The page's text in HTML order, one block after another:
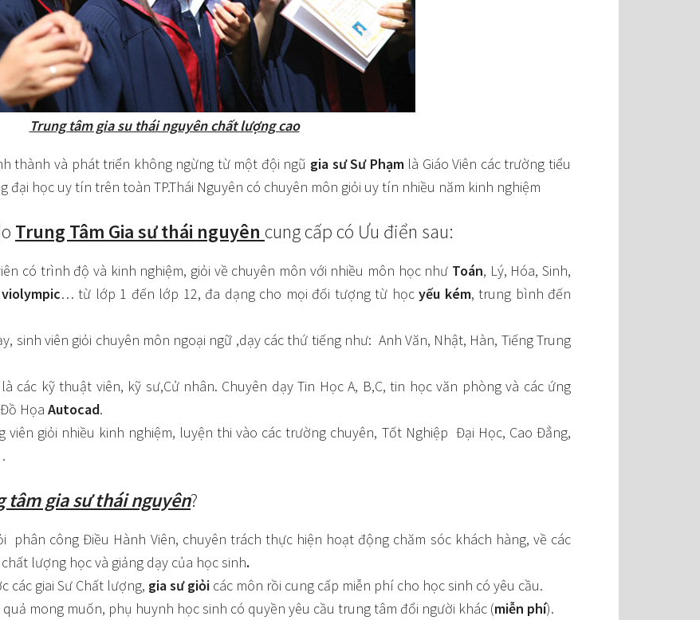
Trung tâm gia su thái nguyên chất lượng cao
thành và phát triển không ngừng từ một đội ngũ gia sư Sư Phạm là Giáo Viên các trường tiểu
đại học uy tín trên toàn TP.Thái Nguyên có chuyên môn giỏi uy tín nhiều năm kinh nghiệm
Trung Tâm Gia sư thái nguyên cung cấp có Ưu điển sau:
có trình độ và kinh nghiệm, giỏi về chuyên môn với nhiều môn học như Toán, Lý, Hóa, Sinh,
violympic… từ lớp 1 đến lớp 12, đa dạng cho mọi đối tượng từ họcyếu kém, trung bình đến
sinh viên giỏi chuyên môn ngoại ngữ ,dạy các thứ tiếng như: Anh Văn, Nhật, Hàn, Tiếng Trung
các kỹ thuật viên, kỹ sư,Cử nhân. Chuyên dạy Tin Học A, B,C, tin học văn phòng và các ứng
Họa Autocad.
viên giỏi nhiều kinh nghiệm, luyện thi vào các trường chuyên, Tốt Nghiệp Đại Học, Cao Đẳng,
tâm gia sư thái nguyên?
phân công Điều Hành Viên, chuyên trách thực hiện hoạt động chăm sóc khách hàng, về các
lượng học và giảng dạy của học sinh.
các giai Sư Chất lượng, gia sư giỏi các môn rồi cung cấp miễn phí cho học sinh có yêu cầu.
mong muốn, phụ huynh học sinh có quyền yêu cầu trung tâm đổi người khác (miễn phí).